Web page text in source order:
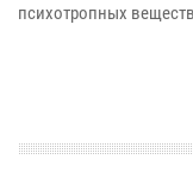
психотропных